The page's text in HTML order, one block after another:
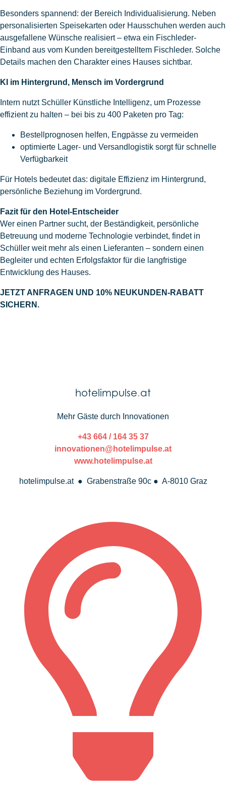
Besonders spannend: der Bereich Individualisierung. Neben
personalisierten Speisekarten oder Hausschuhen werden auch
ausgefallene Wünsche realisiert – etwa ein Fischleder-
Einband aus vom Kunden bereitgestelltem Fischleder. Solche
Details machen den Charakter eines Hauses sichtbar.
KI im Hintergrund, Mensch im Vordergrund
Intern nutzt Schüller Künstliche Intelligenz, um Prozesse
effizient zu halten – bei bis zu 400 Paketen pro Tag:
Bestellprognosen helfen, Engpässe zu vermeiden
optimierte Lager- und Versandlogistik sorgt für schnelle
Verfügbarkeit
Für Hotels bedeutet das: digitale Effizienz im Hintergrund,
persönliche Beziehung im Vordergrund.
Fazit für den Hotel-Entscheider
Wer einen Partner sucht, der Beständigkeit, persönliche
Betreuung und moderne Technologie verbindet, findet in
Schüller weit mehr als einen Lieferanten – sondern einen
Begleiter und echten Erfolgsfaktor für die langfristige
Entwicklung des Hauses.
JETZT ANFRAGEN UND 10% NEUKUNDEN-RABATT
SICHERN.
hotelimpulse.at
Mehr Gäste durch Innovationen
+43 664 / 164 35 37
innovationen@hotelimpulse.at
www.hotelimpulse.at
hotelimpulse.at ● Grabenstraße 90c ● A-8010 Graz